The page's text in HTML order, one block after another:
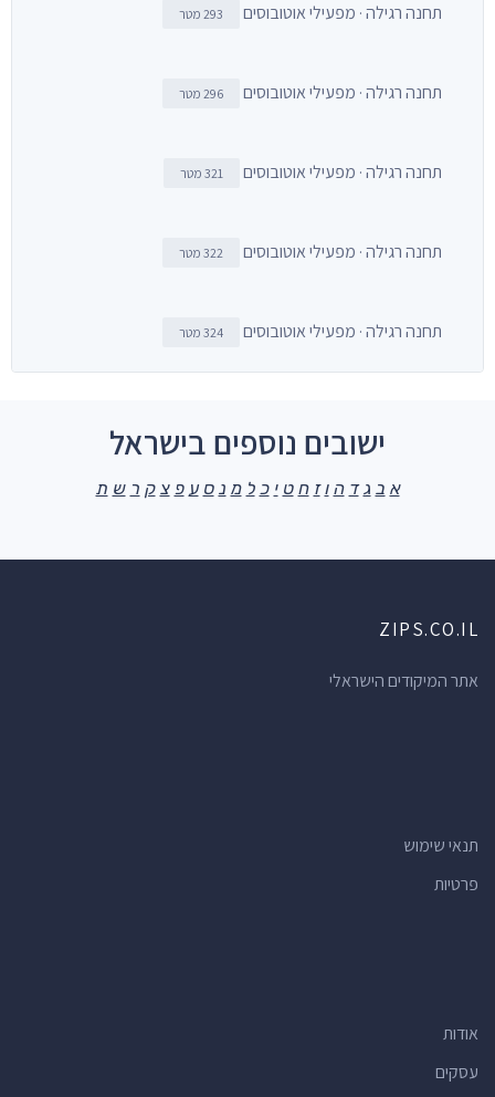
תחנה רגילה · מפעילי אוטובוסים 293 מטר
תחנה רגילה · מפעילי אוטובוסים 296 מטר
תחנה רגילה · מפעילי אוטובוסים 321 מטר
תחנה רגילה · מפעילי אוטובוסים 322 מטר
תחנה רגילה · מפעילי אוטובוסים 324 מטר
ישובים נוספים בישראל
א ב ג ד ה ו ז ח ט י כ ל מ נ ס ע פ צ ק ר ש ת
ZIPS.CO.IL
אתר המיקודים הישראלי
תנאי שימוש
פרטיות
אודות
עסקים